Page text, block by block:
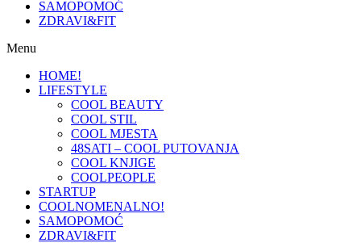
SAMOPOMOĆ
ZDRAVI&FIT
Menu
HOME!
LIFESTYLE
COOL BEAUTY
COOL STIL
COOL MJESTA
48SATI – COOL PUTOVANJA
COOL KNJIGE
COOLPEOPLE
STARTUP
COOLNOMENALNO!
SAMOPOMOĆ
ZDRAVI&FIT